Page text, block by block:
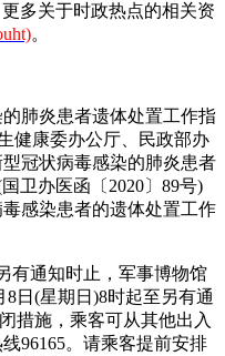
更多关于时政热点的相关资
。
炎患者遗体处置工作指
健康委办公厅、民政部办
冠状病毒感染的肺炎患者
卫办医函〔2020〕89号)
感染患者的遗体处置工作
通知时止，军事博物馆
日(星期日)8时起至另有通
措施，乘客可从其他出入
96165。请乘客提前安排